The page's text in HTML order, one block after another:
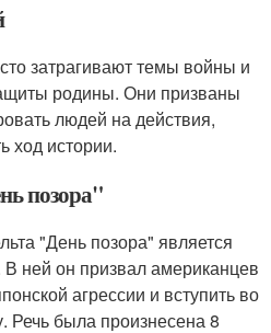
затрагивают темы войны и
родины. Они призваны
людей на действия,
ход истории.
позора"
"День позора" является
ней он призвал американцев
агрессии и вступить во
Речь была произнесена 8